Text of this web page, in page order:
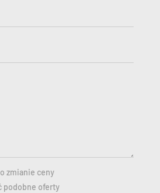
zmianie ceny
podobne oferty